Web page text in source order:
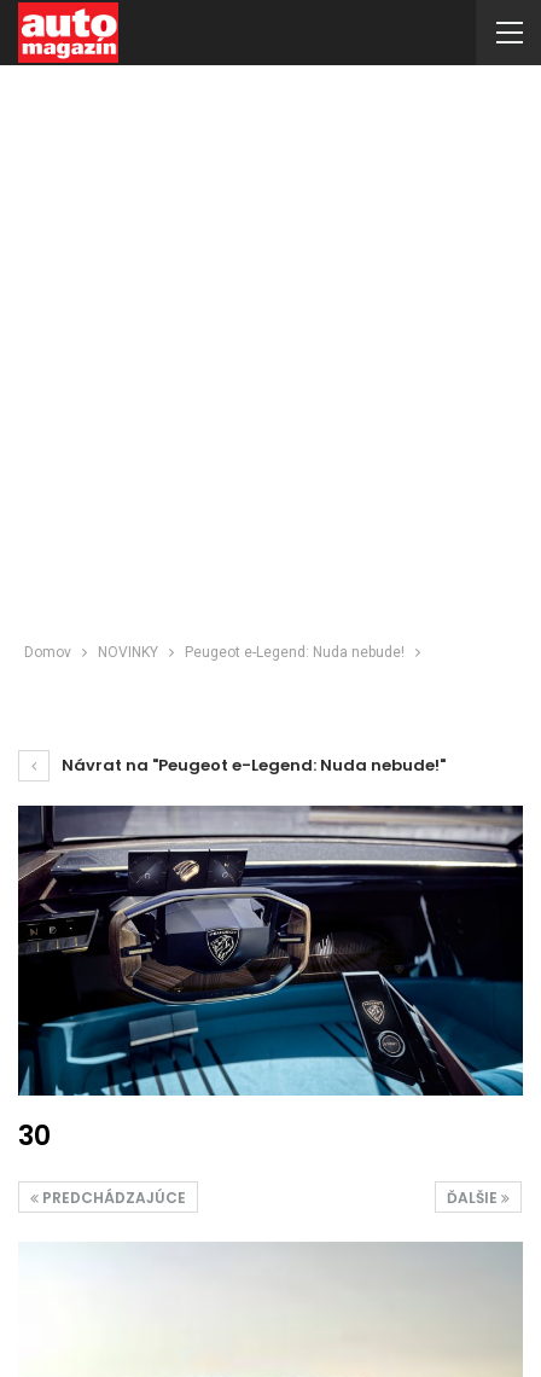
Domov NOVINKY Peugeot e-Legend: Nuda nebude!
Návrat na "Peugeot e-Legend: Nuda nebude!"
30
ĎALŠIE
PREDCHÁDZAJÚCE